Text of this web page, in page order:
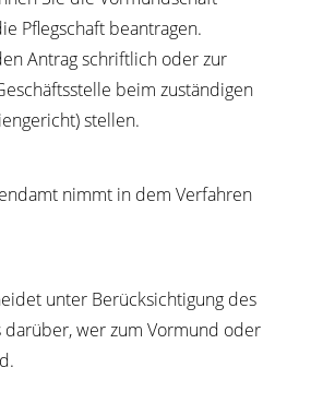
Pflegschaft beantragen.
Antragschriftlich oder zur
beim zuständigen
stellen.
nimmt in dem Verfahren
unter Berücksichtigung des
darüber, wer zum Vormund oder